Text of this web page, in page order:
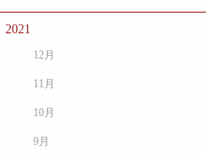
2021
12月
11月
10月
9月